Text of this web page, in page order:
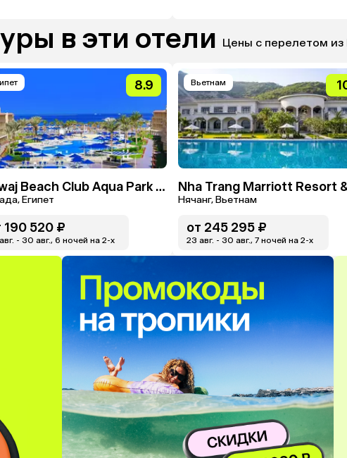
в эти отели Цены с перелетом
8.9
Amwaj Beach Club Aqua Park & Spa
Египет
190 520 ₽
- 30 авг., 6 ночей на 2-x
Вьетнам
Нячанг, Вьетнам
от 245 295 ₽
23 авг. - 30 авг., 7 ночей на 2-x